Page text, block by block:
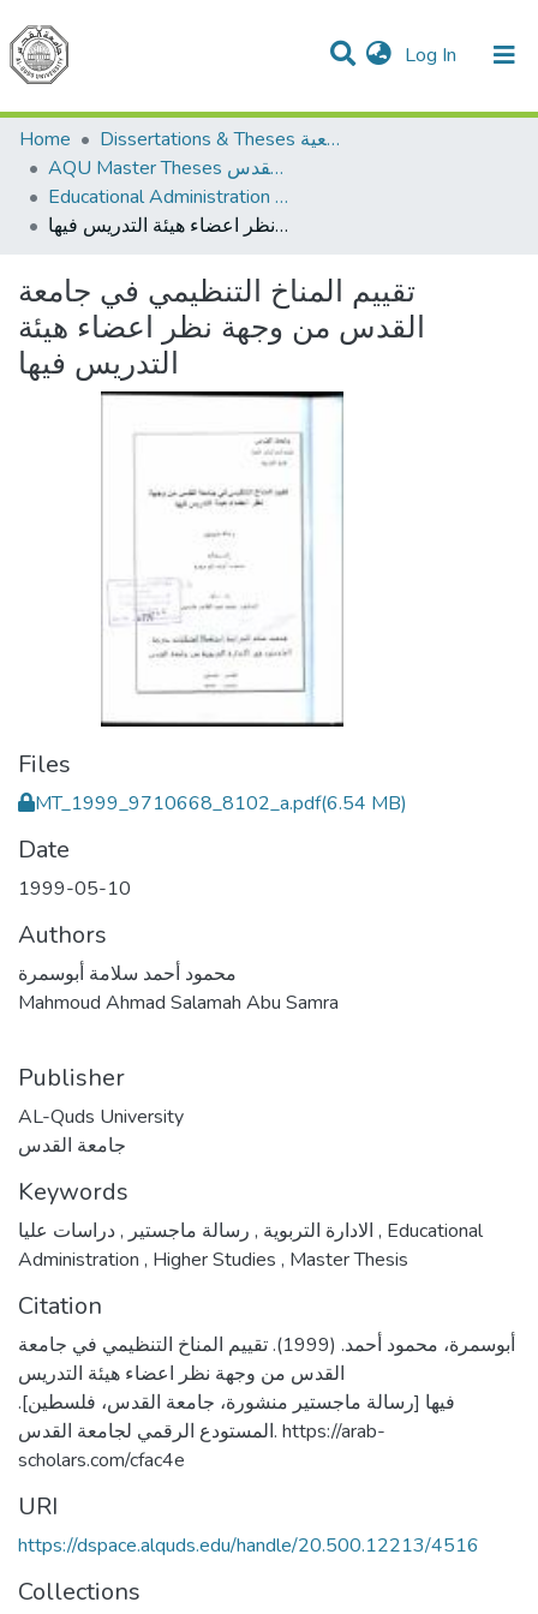
Log In (current)
Communities & Collections
All of DSpace
Home
Dissertations & Theses الرسائل الجامعية
AQU Master Theses الرسائل الجامعية الخاصة بجامعة القدس
Educational Administration الادارة التربوية
تقييم المناخ التنظيمي في جامعة القدس من وجهة نظر اعضاء هيئة التدريس فيها
تقييم المناخ التنظيمي في جامعة
القدس من وجهة نظر اعضاء هيئة
التدريس فيها
Files
MT_1999_9710668_8102_a.pdf(6.54 MB)
Date
1999-05-10
Authors
محمود أحمد سلامة أبوسمرة
Mahmoud Ahmad Salamah Abu Samra
Publisher
AL-Quds University
جامعة القدس
Keywords
الادارة التربوية , رسالة ماجستير , , Educational
Administration , Higher Studies , Master Thesis
Citation
أبوسمرة، محمود أحمد. (1999). تقييم المناخ التنظيمي في جامعة
القدس من وجهة نظر اعضاء هيئة التدريس
فيها [رسالة ماجستير منشورة، جامعة القدس، فلسطين].
المستودع الرقمي لجامعة القدس. https://arab-
scholars.com/cfac4e
URI
https://dspace.alquds.edu/handle/20.500.12213/4516
Collections